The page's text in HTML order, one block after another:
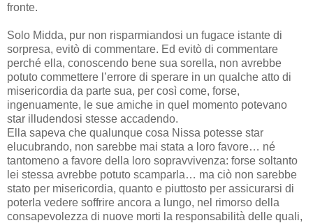
fronte.
Solo Midda, pur non risparmiandosi un fugace istante di
sorpresa, evitò di commentare. Ed evitò di commentare
perché ella, conoscendo bene sua sorella, non avrebbe
potuto commettere l’errore di sperare in un qualche atto di
misericordia da parte sua, per così come, forse,
ingenuamente, le sue amiche in quel momento potevano
star illudendosi stesse accadendo.
Ella sapeva che qualunque cosa Nissa potesse star
elucubrando, non sarebbe mai stata a loro favore… né
tantomeno a favore della loro sopravvivenza: forse soltanto
lei stessa avrebbe potuto scamparla… ma ciò non sarebbe
stato per misericordia, quanto e piuttosto per assicurarsi di
poterla vedere soffrire ancora a lungo, nel rimorso della
consapevolezza di nuove morti la responsabilità delle quali,